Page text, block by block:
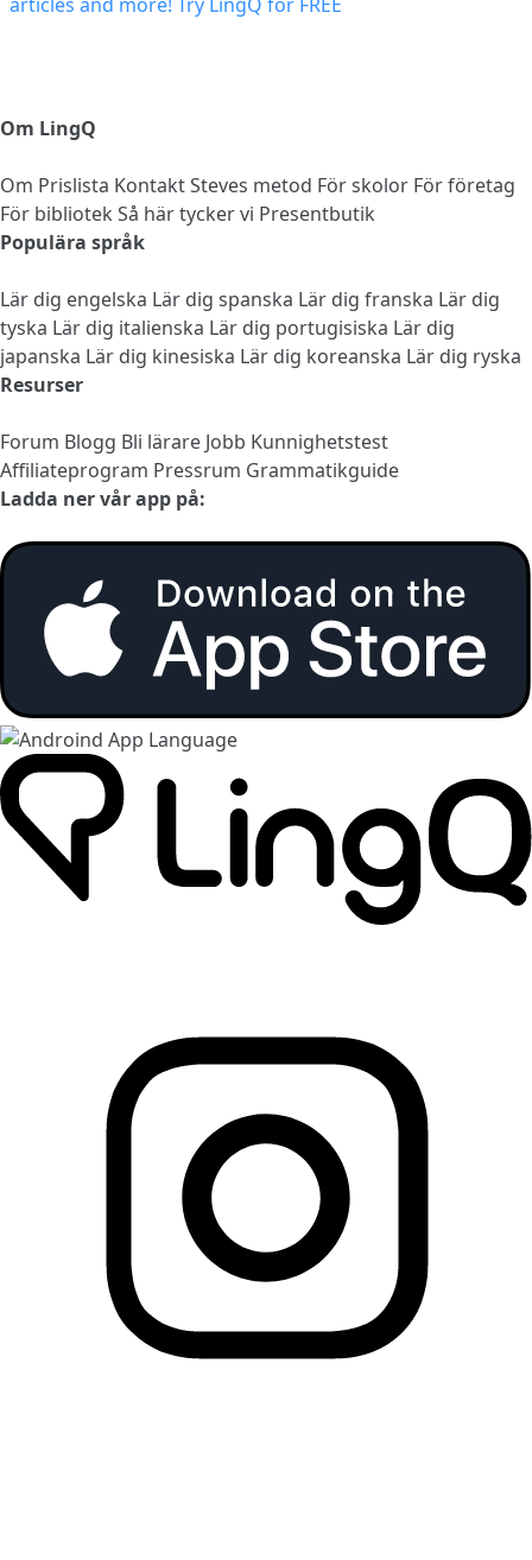
Om LingQ
Om Prislista KontaktSteves metod För skolor För företag
För bibliotek Så här tycker vi Presentbutik
Populära språk
Lär dig engelska Lär dig spanska Lär dig franska Lär dig
tyska Lär dig italienska Lär dig portugisiska Lär dig
japanska Lär dig kinesiska Lär dig koreanska Lär dig ryska
Resurser
Forum Blogg Bli lärare Jobb Kunnighetstest
Affiliateprogram Pressrum Grammatikguide
Ladda ner vår app på: